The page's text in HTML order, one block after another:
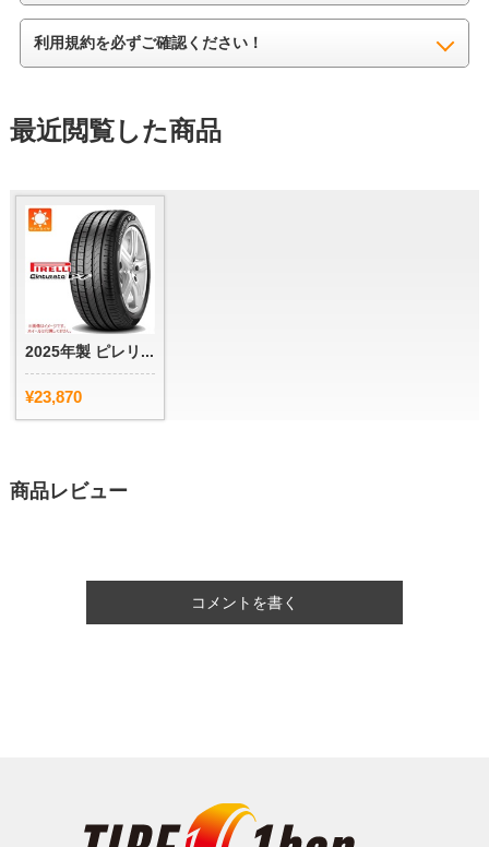
利用規約を必ずご確認ください！
最近閲覧した商品
2025年製 ピレリ...
¥23,870
商品レビュー
コメントを書く